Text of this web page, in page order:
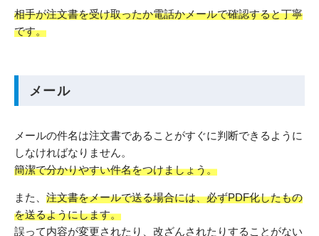
相手が注文書を受け取ったか電話かメールで確認すると丁寧
です。
メール
メールの件名は注文書であることがすぐに判断できるように
しなければなりません。
簡潔で分かりやすい件名をつけましょう。
また、 注文書をメールで送る場合には、必ずPDF化したもの
を送るようにします。
誤って内容が変更されたり、改ざんされたりすることがない